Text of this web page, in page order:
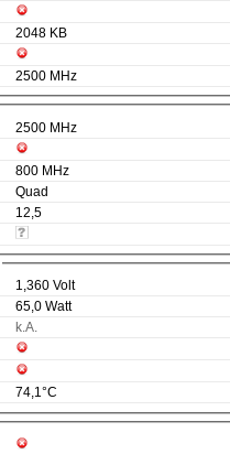
2048 KB
2500 MHz
2500 MHz
800 MHz
Quad
12,5
1,360 Volt
65,0 Watt
k.A.
74,1°C